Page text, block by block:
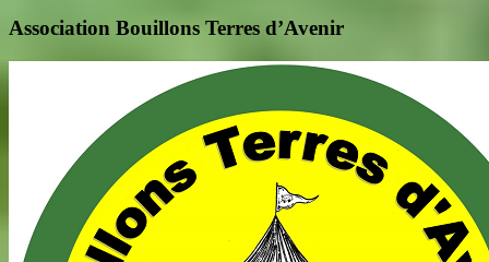
Association Bouillons Terres d’Avenir